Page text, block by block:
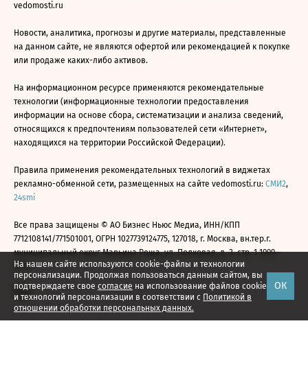
На нашем сайте используются cookie-файлы и технологии
персонализации. Продолжая пользоваться данным сайтом, вы
подтверждаете свое согласие на использование файлов cookie
и технологий персонализации в соответствии с Политикой в
отношении обработки персональных данных.
ОК
vedomosti.ru
Новости, аналитика, прогнозы и другие материалы, представленные
на данном сайте, не являются офертой или рекомендацией к покупке
или продаже каких-либо активов.
На информационном ресурсе применяются рекомендательные
технологии (информационные технологии предоставления
информации на основе сбора, систематизации и анализа сведений,
относящихся к предпочтениям пользователей сети «Интернет»,
находящихся на территории Российской Федерации).
Правила применения рекомендательных технологий в виджетах
рекламно-обменной сети, размещенных на сайте vedomosti.ru: СМИ2,
24smi
Все права защищены © АО Бизнес Ньюс Медиа, ИНН/КПП
7712108141/771501001, ОГРН 1027739124775, 127018, г. Москва, вн.тер.г.
муниципальный округ Марьина Роща, ул. Полковая, д. 3, стр. 1 1999—
2026